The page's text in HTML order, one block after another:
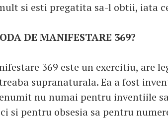
si esti pregatita sa-l obtii, iata
DE MANIFESTARE 369?
369 este un exercitiu, are
supranaturala. Ea a fost
nu numai pentru inventiile
si pentru obsesia sa pentru